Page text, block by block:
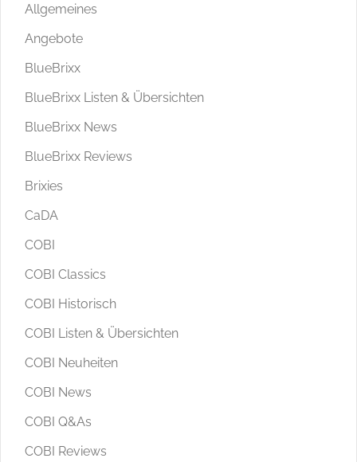
Allgemeines
Angebote
BlueBrixx
BlueBrixx Listen & Übersichten
BlueBrixx News
BlueBrixx Reviews
Brixies
CaDA
COBI
COBI Classics
COBI Historisch
COBI Listen & Übersichten
COBI Neuheiten
COBI News
COBI Q&As
COBI Reviews